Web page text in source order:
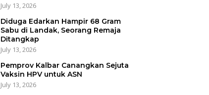
July 13, 2026
Diduga Edarkan Hampir 68 Gram
Sabu di Landak, Seorang Remaja
Ditangkap
July 13, 2026
Pemprov Kalbar Canangkan Sejuta
Vaksin HPV untuk ASN
July 13, 2026